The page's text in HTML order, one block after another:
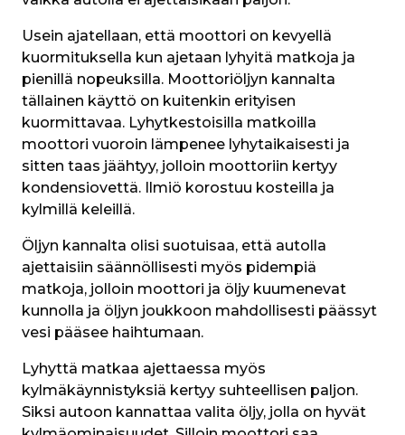
Usein ajatellaan, että moottori on kevyellä
kuormituksella kun ajetaan lyhyitä matkoja ja
pienillä nopeuksilla. Moottoriöljyn kannalta
tällainen käyttö on kuitenkin erityisen
kuormittavaa. Lyhytkestoisilla matkoilla
moottori vuoroin lämpenee lyhytaikaisesti ja
sitten taas jäähtyy, jolloin moottoriin kertyy
kondensiovettä. Ilmiö korostuu kosteilla ja
kylmillä keleillä.
Öljyn kannalta olisi suotuisaa, että autolla
ajettaisiin säännöllisesti myös pidempiä
matkoja, jolloin moottori ja öljy kuumenevat
kunnolla ja öljyn joukkoon mahdollisesti päässyt
vesi pääsee haihtumaan.
Lyhyttä matkaa ajettaessa myös
kylmäkäynnistyksiä kertyy suhteellisen paljon.
Siksi autoon kannattaa valita öljy, jolla on hyvät